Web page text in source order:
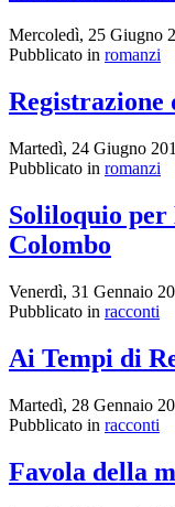
Mercoledì, 25 Giugno
Pubblicato in romanzi
Registrazione
Martedì, 24 Giugno
Pubblicato in romanzi
Soliloquio per
Colombo
Venerdì, 31 Gennaio
Pubblicato in racconti
Ai Tempi di
Martedì, 28 Gennaio
Pubblicato in racconti
Favola della